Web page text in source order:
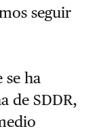
seguir
se ha
de SDDR,